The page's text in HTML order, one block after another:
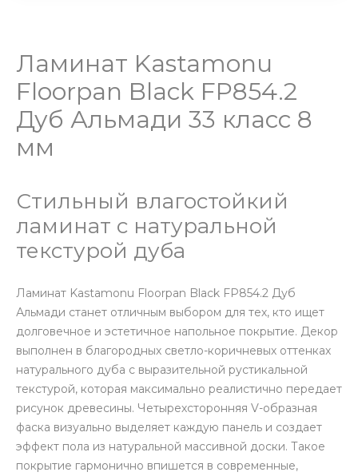
Ламинат Kastamonu
Floorpan Black FP854.2
Дуб Альмади 33 класс 8
мм
Стильный влагостойкий
ламинат с натуральной
текстурой дуба
Ламинат Kastamonu Floorpan Black FP854.2 Дуб
Альмади станет отличным выбором для тех, кто ищет
долговечное и эстетичное напольное покрытие. Декор
выполнен в благородных светло-коричневых оттенках
натурального дуба с выразительной рустикальной
текстурой, которая максимально реалистично передает
рисунок древесины. Четырехсторонняя V-образная
фаска визуально выделяет каждую панель и создает
эффект пола из натуральной массивной доски. Такое
покрытие гармонично впишется в современные,